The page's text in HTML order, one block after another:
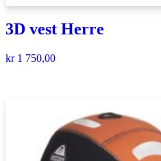
3D vest Herre
kr1 750,00